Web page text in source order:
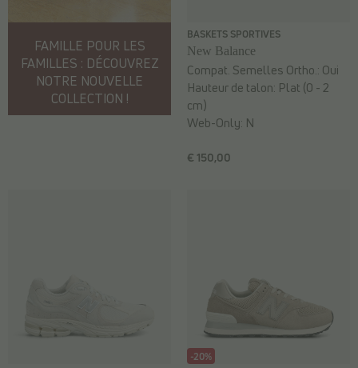
FAMILLE POUR LES
FAMILLES : DÉCOUVREZ
NOTRE NOUVELLE
COLLECTION !
BASKETS SPORTIVES
New Balance
€ 150,00
Compat. Semelles Ortho.: Oui
Hauteur de talon: Plat (0 - 2
cm)
Web-Only: N
-20%